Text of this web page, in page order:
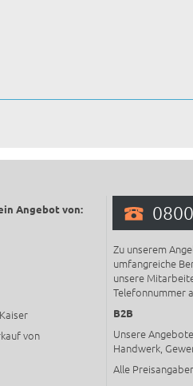
Angebot von:
von
Zu unserem
umfangreiche
unsere
Telefonnummer
B2B
Unsere
Handwerk,
Alle